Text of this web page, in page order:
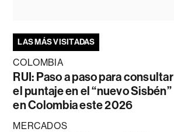
LAS MÁS VISITADAS
COLOMBIA
RUI: Paso a paso para consultar
el puntaje en el “nuevo Sisbén”
en Colombia este 2026
MERCADOS